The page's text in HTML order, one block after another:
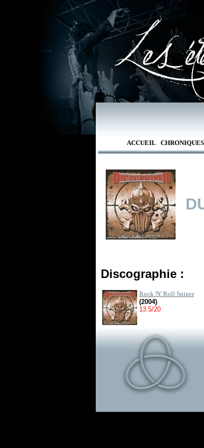
ACCUEIL CHRONIQUES
Discographie :
Rock 'N' Roll Sniper
(2004)
13.5/20